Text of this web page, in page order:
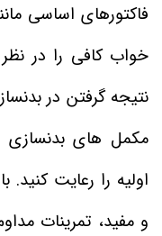
فاکتورهای اساسی
خواب کافی را در
نتیجه گرفتن در
مکمل های بدنسازی
اولیه را رعایت کنید.
و مفید، تمرینات